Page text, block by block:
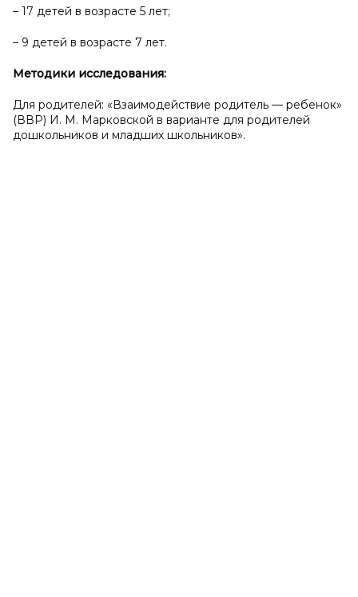
– 17 детей в возрасте 5 лет;
– 9 детей в возрасте 7 лет.
Методики исследования:
Для родителей: «Взаимодействие родитель — ребенок»
(ВВР) И. М. Марковской в варианте для родителей
дошкольников и младших школьников».